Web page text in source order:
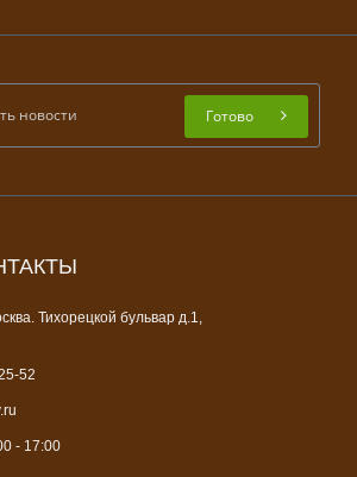
Готово
Тихорецкой бульвар д.1,
52
- 17:00